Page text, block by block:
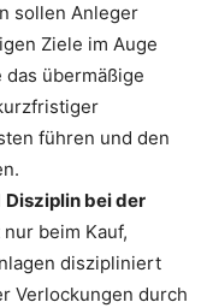
sollen Anleger
Ziele im Auge
übermäßige
führen und den
Disziplin bei der
beim Kauf,
diszipliniert
Verlockungen durch